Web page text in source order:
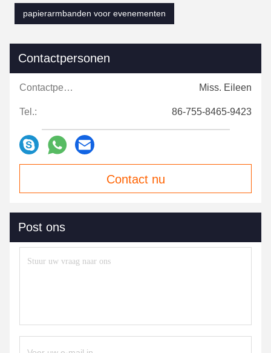
papierarmbanden voor evenementen
Contactpersonen
Contactpersonen: Miss. Eileen
Tel.: 86-755-8465-9423
Contact nu
Post ons